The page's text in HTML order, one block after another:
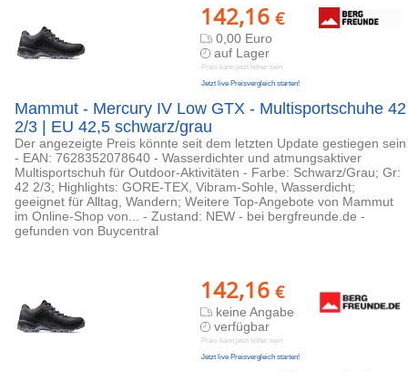
142,16 €
0,00 Euro
auf Lager
Preis kann jetzt höher sein
Jetzt live Preisvergleich starten!
Mammut - Mercury IV Low GTX - Multisportschuhe 42
2/3 | EU 42,5 schwarz/grau
Der angezeigte Preis könnte seit dem letzten Update gestiegen sein
- EAN: 7628352078640 - Wasserdichter und atmungsaktiver
Multisportschuh für Outdoor-Aktivitäten - Farbe: Schwarz/Grau; Gr:
42 2/3; Highlights: GORE-TEX, Vibram-Sohle, Wasserdicht;
geeignet für Alltag, Wandern; Weitere Top-Angebote von Mammut
im Online-Shop von... - Zustand: NEW - bei bergfreunde.de -
gefunden von Buycentral
142,16 €
keine Angabe
verfügbar
Preis kann jetzt höher sein
Jetzt live Preisvergleich starten!